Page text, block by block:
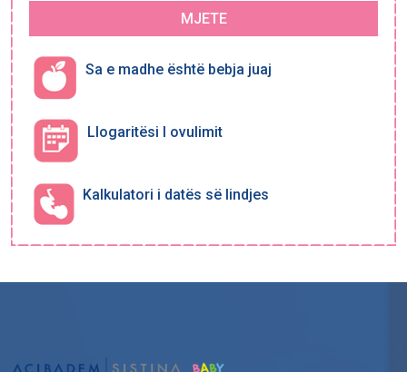
MJETE
Sa e madhe është bebja juaj
Llogaritësi I ovulimit
Kalkulatori i datës së lindjes